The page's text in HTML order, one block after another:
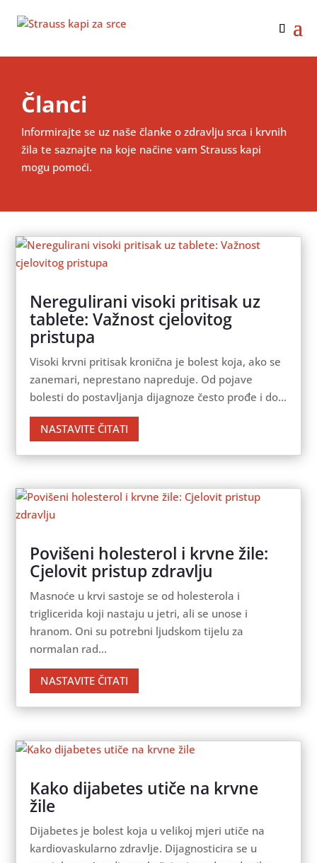
Članci
Informirajte se uz naše članke o zdravlju srca i krvnih
žila te saznajte na koje načine vam Strauss kapi
mogu pomoći.
Neregulirani visoki pritisak uz
tablete: Važnost cjelovitog
pristupa
Visoki krvni pritisak kronična je bolest koja, ako se
zanemari, neprestano napreduje. Od pojave
bolesti do postavljanja dijagnoze često prođe i do...
NASTAVITE ČITATI
Povišeni holesterol i krvne žile:
Cjelovit pristup zdravlju
Masnoće u krvi sastoje se od holesterola i
triglicerida koji nastaju u jetri, ali se unose i
hranom. Oni su potrebni ljudskom tijelu za
normalan rad...
NASTAVITE ČITATI
Kako dijabetes utiče na krvne
žile
Dijabetes je bolest koja u velikoj mjeri utiče na
kardiovaskularno zdravlje. Dijagnosticira se u